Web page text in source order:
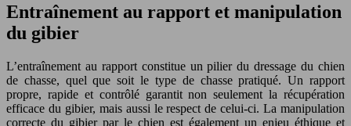
Entraînement au rapport et manipulation
du gibier
L’entraînement au rapport constitue un pilier du dressage du chien
de chasse, quel que soit le type de chasse pratiqué. Un rapport
propre, rapide et contrôlé garantit non seulement la récupération
efficace du gibier, mais aussi le respect de celui-ci. La manipulation
correcte du gibier par le chien est également un enjeu éthique et